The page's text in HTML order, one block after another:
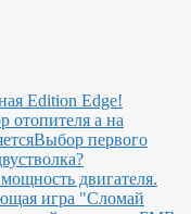
Edition Edge!
отопителя а на
Выбор первого
двигателя.
игра "Сломай